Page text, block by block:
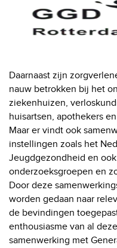
Daarnaast zijn
nauw betrokken bij het
ziekenhuizen,
huisartsen, apothekers
Maar er vindt ook
instellingen zoals het
Jeugdgezondheid en
onderzoeksgroepen en
Door deze
worden gedaan naar
de bevindingen
enthousiasme van al
samenwerking met